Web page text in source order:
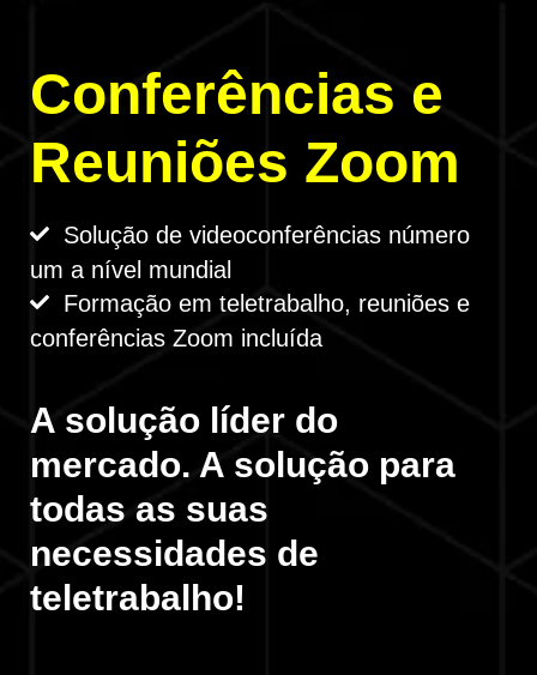
Conferências e
Reuniões Zoom
Solução de videoconferências número
um a nível mundial
Formação em teletrabalho, reuniões e
conferências Zoom incluída
A solução líder do
mercado. A solução para
todas as suas
necessidades de
teletrabalho!